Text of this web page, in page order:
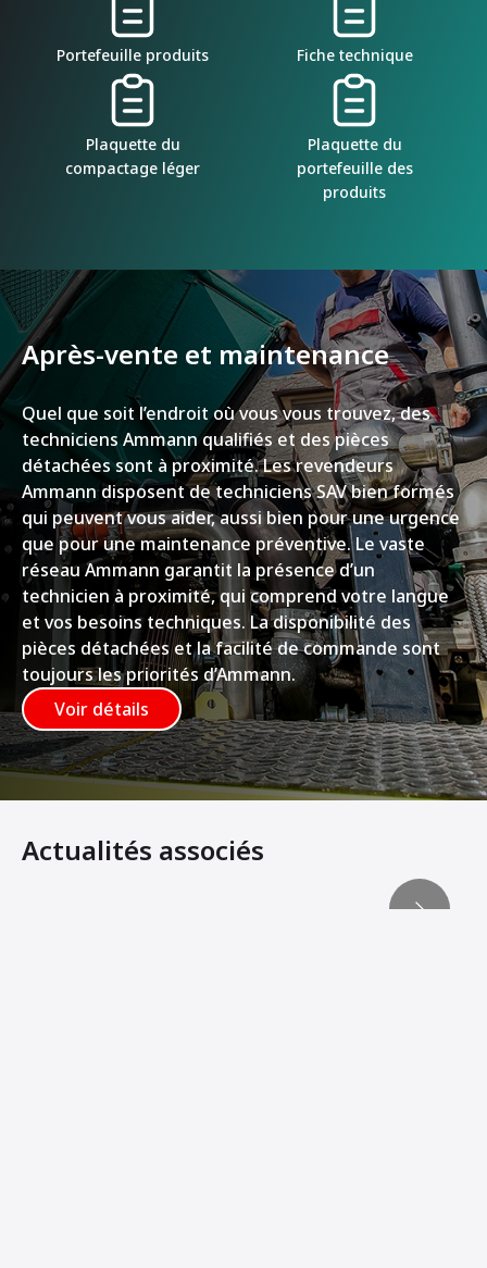
Portefeuille produits Fiche technique
Plaquette du
compactage léger
Plaquette du
portefeuille des
produits
Après-vente et maintenance
Quel que soit l’endroit où vous vous trouvez, des
techniciens Ammann qualifiés et des pièces
détachées sont à proximité. Les revendeurs
Ammann disposent de techniciens SAV bien formés
qui peuvent vous aider, aussi bien pour une urgence
que pour une maintenance préventive. Le vaste
réseau Ammann garantit la présence d’un
technicien à proximité, qui comprend votre langue
et vos besoins techniques. La disponibilité des
pièces détachées et la facilité de commande sont
toujours les priorités d’Ammann.
Voir détails
Actualités associés